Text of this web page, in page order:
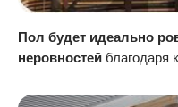
Пол будет идеально
неровностей благодаря